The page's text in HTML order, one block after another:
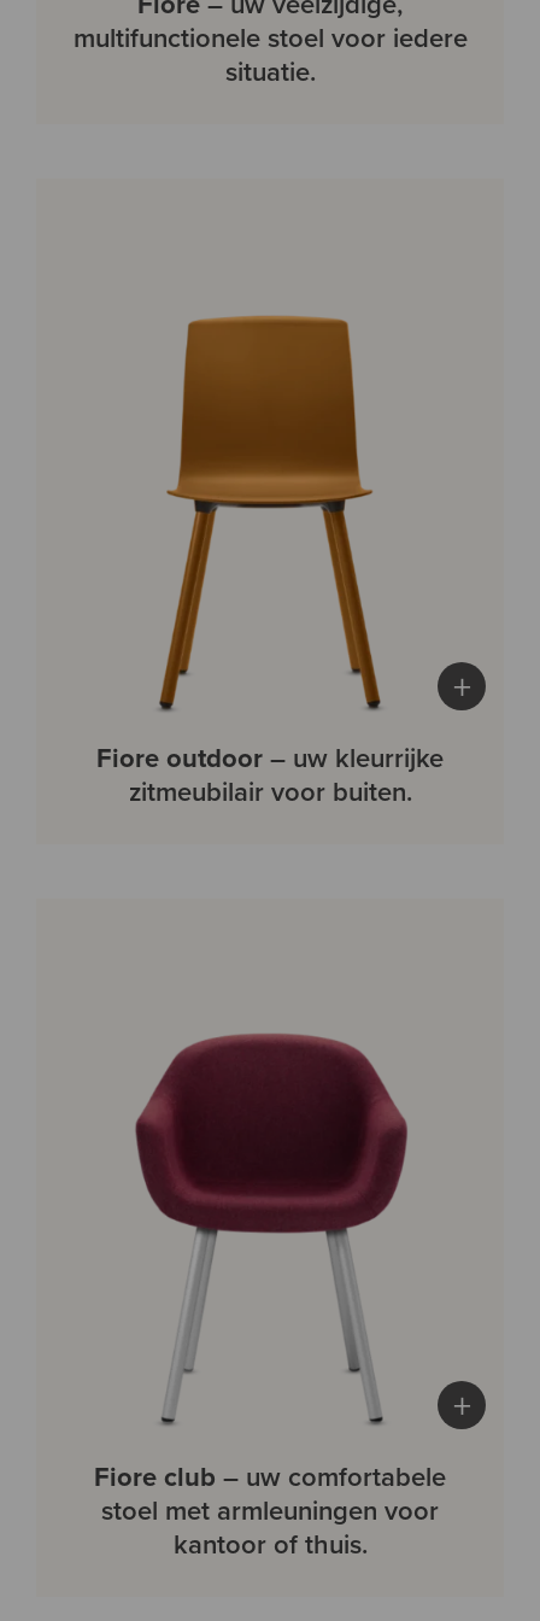
multifunctionele stoel voor iedere
situatie.
+
Fiore outdoor– uw kleurrijke
zitmeubilair voor buiten.
+
Fiore club – uw comfortabele
stoel met armleuningen voor
kantoor of thuis.